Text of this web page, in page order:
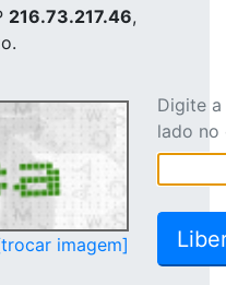
216.73.217.46,
imagem]
Digite
lado no